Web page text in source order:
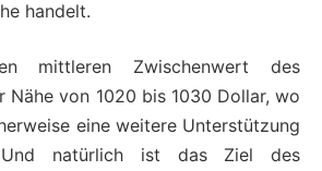
handelt.
mittleren Zwischenwert des
Nähe von 1020 bis 1030 Dollar, wo
eine weitere Unterstützung
natürlich ist das Ziel des